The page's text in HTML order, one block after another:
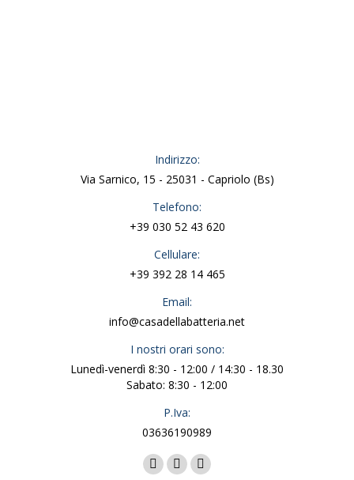
Indirizzo:
Via Sarnico, 15 - 25031 - Capriolo (Bs)
Telefono:
+39 030 52 43 620
Cellulare:
+39 392 28 14 465
Email:
info@casadellabatteria.net
I nostri orari sono:
Lunedì-venerdì 8:30 - 12:00 / 14:30 - 18.30
Sabato: 8:30 - 12:00
P.Iva:
03636190989
Facebook
X Instagram